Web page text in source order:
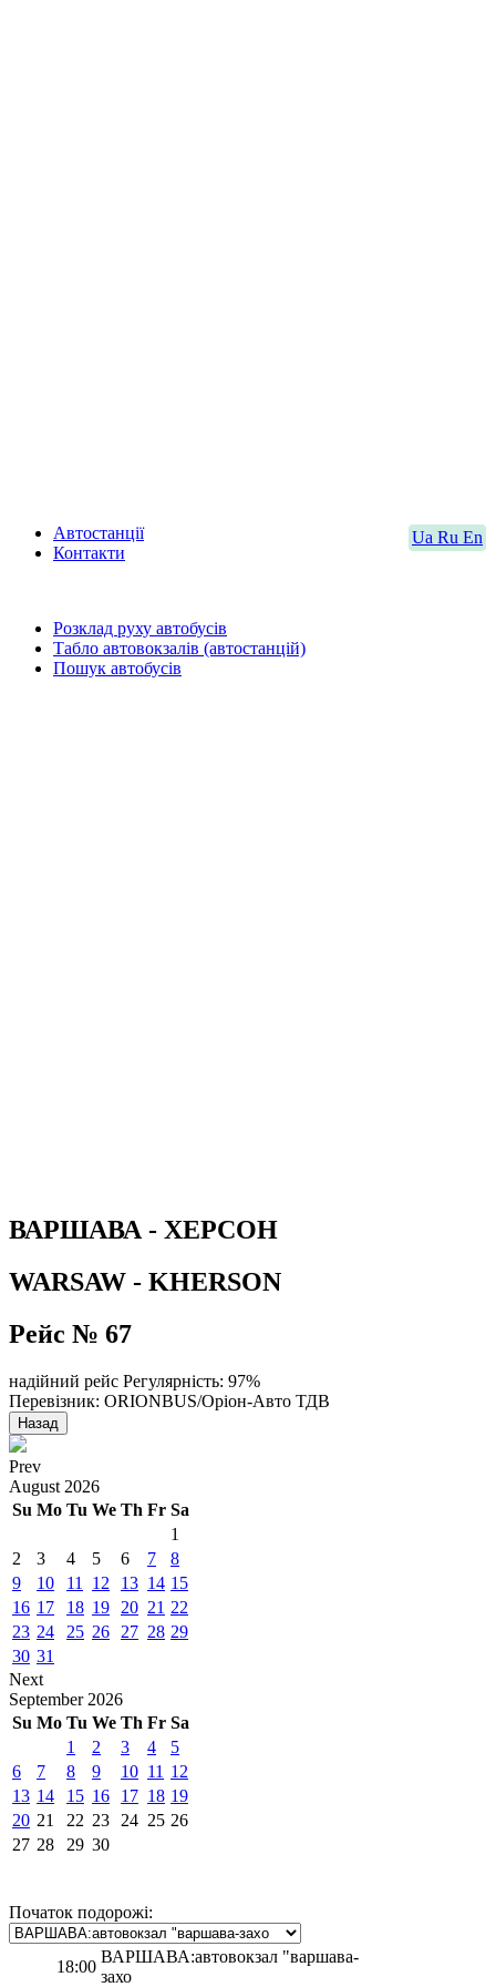
Ua Ru En
Автостанції
Контакти
Розклад руху автобусів
Табло автовокзалів (автостанцій)
Пошук автобусів
ВАРШАВА - ХЕРСОН
WARSAW - KHERSON
Рейс № 67
надійний рейс Регулярність: 97%
Перевізник: ORIONBUS/Оріон-Авто ТДВ
Назад
Prev
August 2026
Su Mo Tu We Th Fr Sa
1
2
3 4 5 6 7
8
9
10 11 12 13 14 15
16 17 18 19 20 21 22
23 24 25 26 27 28 29
30 31
Next
September 2026
Su Mo Tu We Th Fr Sa
1
2 3 4
5
6
7 8 9 10 11 12
13 14 15 16 17 18 19
20 21 22 23 24 25 26
27 28 29 30
Початок подорожі:
18:00
ВАРШАВА:автовокзал "варшава-
захо